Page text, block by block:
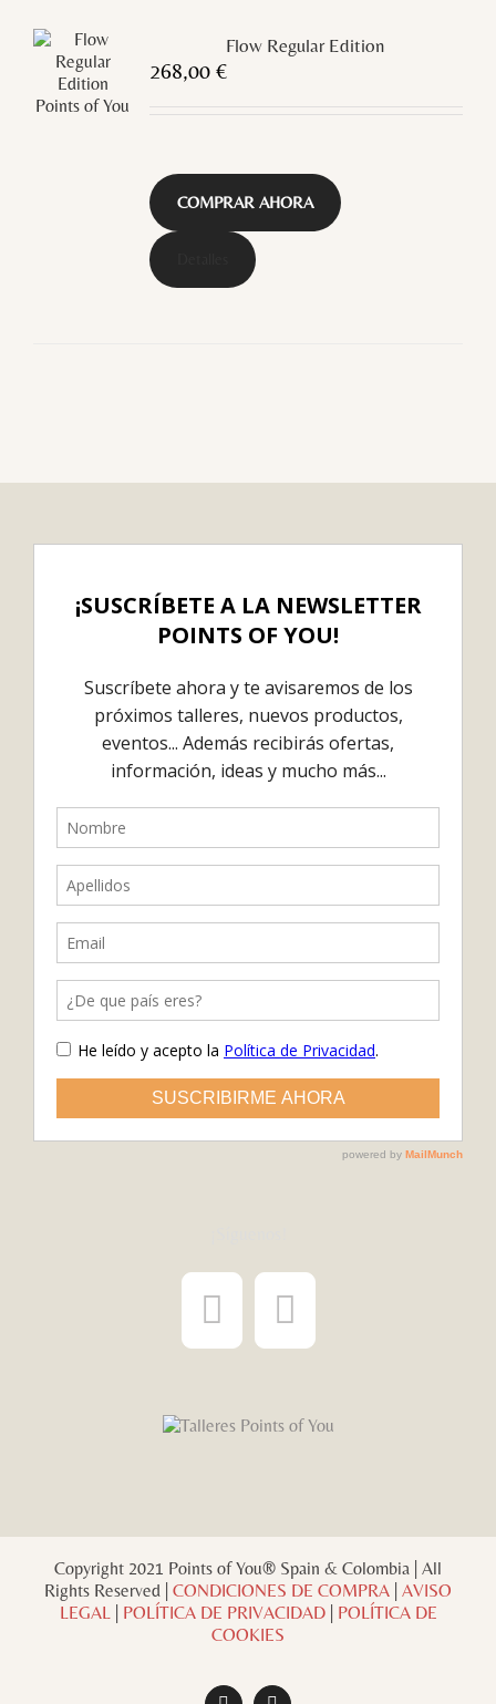
Flow Regular Edition
268,00 €
COMPRAR AHORA
Copyright 2021 Points of You® Spain & Colombia | All
Rights Reserved | CONDICIONES DE COMPRA AVISO
LEGAL| POLÍTICA DE PRIVACIDAD| POLÍTICA DE
COOKIES